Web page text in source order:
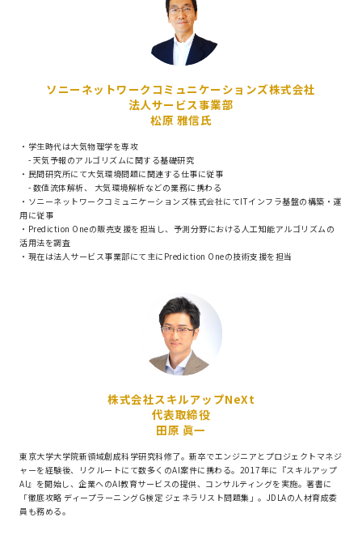
ソニーネットワークコミュニケーションズ株式会社
法人サービス事業部
松原 雅信氏
・学生時代は大気物理学を専攻
- 天気予報のアルゴリズムに関する基礎研究
・民間研究所にて大気環境問題に関連する仕事に従事
- 数値流体解析、 大気環境解析などの業務に携わる
・ソニーネットワークコミュニケーションズ株式会社にてITインフラ基盤の構築・運
用に従事
・Prediction Oneの販売支援を担当し、予測分野における人工知能アルゴリズムの
活用法を調査
・現在は法人サービス事業部にて主にPrediction Oneの技術支援を担当
株式会社スキルアップNeXt
代表取締役
田原 眞一
東京大学大学院新領域創成科学研究科修了。新卒でエンジニアとプロジェクトマネジ
ャーを経験後、リクルートにて数多くのAI案件に携わる。2017年に『スキルアップ
AI』を開始し、企業へのAI教育サービスの提供、コンサルティングを実施。著書に
「徹底攻略 ディープラーニングG検定 ジェネラリスト問題集」。JDLAの人材育成委
員も務める。